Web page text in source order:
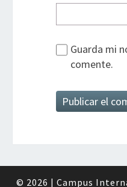
Guarda mi
comente.
© 2026 | Campus